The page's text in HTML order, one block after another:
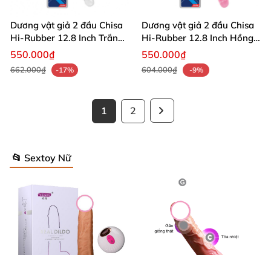
Dương vật giả 2 đầu Chisa
Hi-Rubber 12.8 Inch Trắng
siêu mềm mại an toàn
550.000₫
662.000₫ -17%
Dương vật giả 2 đầu Chisa
Hi-Rubber 12.8 Inch Hồng
Siêu Mềm An Toàn
550.000₫
604.000₫ -9%
1 2
📂 Sextoy Nữ